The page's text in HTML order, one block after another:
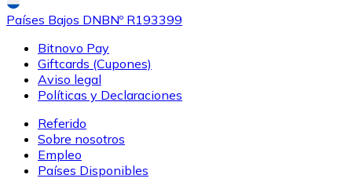
ComprarUniswap
UNI
Países Bajos DNBNº R193399
Bitnovo Pay
Giftcards (Cupones)
Aviso legal
Políticas y Declaraciones
Referido
Sobre nosotros
Empleo
Países Disponibles